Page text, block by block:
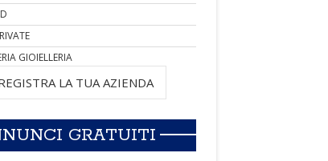
GIOIELLERIA
LA TUA AZIENDA
GRATUITI